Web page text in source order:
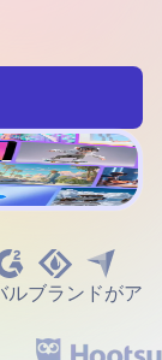
ブランドがア